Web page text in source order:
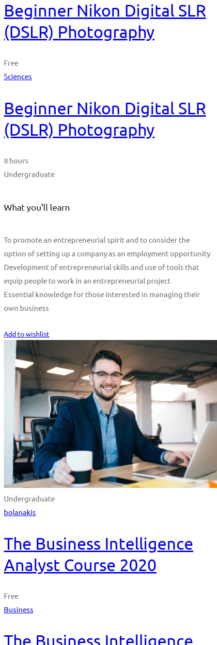
Beginner Nikon Digital SLR
(DSLR) Photography
Free
Sciences
Beginner Nikon Digital SLR
(DSLR) Photography
8 hours
Undergraduate
What you'll learn
To promote an entrepreneurial spirit and to consider the
option of setting up a company as an employment opportunity
Development of entrepreneurial skills and use of tools that
equip people to work in an entrepreneurial project
Essential knowledge for those interested in managing their
own business
Add to wishlist
Undergraduate
bolanakis
The Business Intelligence
Analyst Course 2020
Free
Business
The Business Intelligence